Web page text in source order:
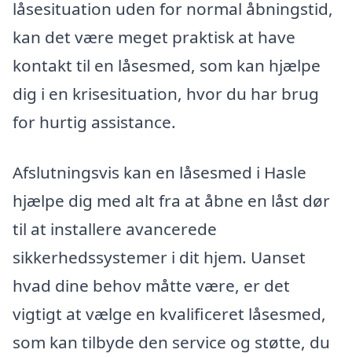
låsesituation uden for normal åbningstid,
kan det være meget praktisk at have
kontakt til en låsesmed, som kan hjælpe
dig i en krisesituation, hvor du har brug
for hurtig assistance.
Afslutningsvis kan en låsesmed i Hasle
hjælpe dig med alt fra at åbne en låst dør
til at installere avancerede
sikkerhedssystemer i dit hjem. Uanset
hvad dine behov måtte være, er det
vigtigt at vælge en kvalificeret låsesmed,
som kan tilbyde den service og støtte, du